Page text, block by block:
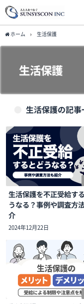
ホーム 生活保護
生活保護
生活保護の記事
生活保護を不正受給す
うなる？事例や調査方
介
2024年12月22日